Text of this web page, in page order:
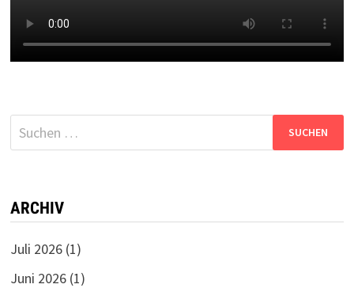
Suchen
nach:
ARCHIV
Juli 2026(1)
Juni 2026(1)